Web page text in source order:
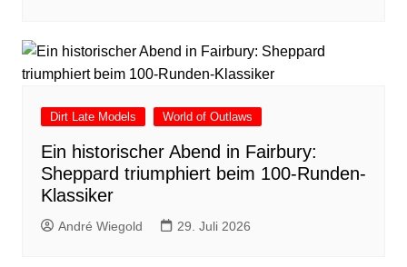
Dirt Late Models World of Outlaws
Ein historischer Abend in Fairbury:
Sheppard triumphiert beim 100-Runden-
Klassiker
André Wiegold 29. Juli 2026